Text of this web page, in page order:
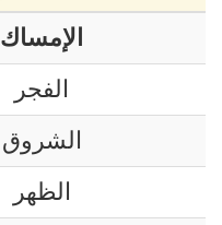
الإمساك
الفجر
الشروق
الظهر